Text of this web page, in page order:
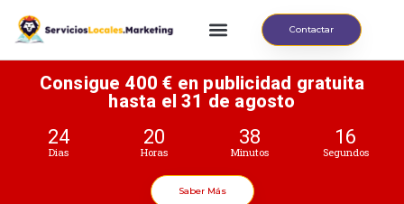
Contactar
Consigue 400 € en publicidad gratuita
hasta el 31 de agosto
24
Dias
20
Horas
38
Minutos
15
Segundos
Saber Más